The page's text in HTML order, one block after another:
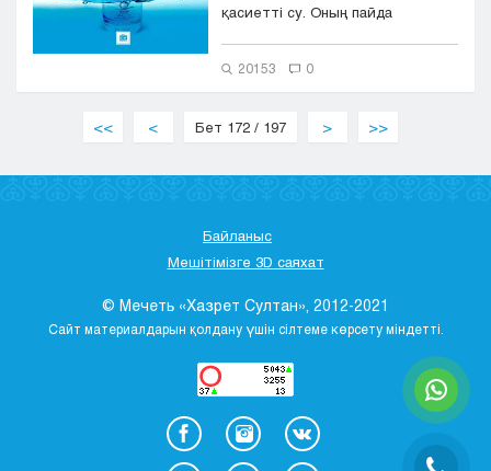
қасиетті су. Оның пайда
20153 0
<< < Бет 172 / 197 > >>
Байланыс
Мешітімізге 3D саяхат
© Мечеть «Хазрет Султан», 2012-2021
Сайт материалдарын қолдану үшін сілтеме көрсету міндетті.